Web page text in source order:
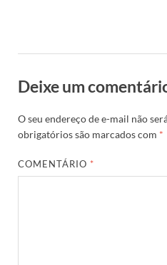
Deixe um
O seu endereço de e-mail não
obrigatórios são marcados com *
COMENTÁRIO *